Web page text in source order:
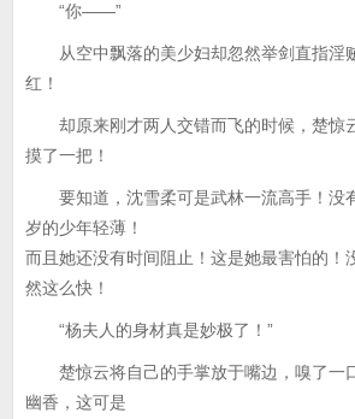
“你——”
从空中飘落的美少妇却忽然举剑直指淫
红！
却原来刚才两人交错而飞的时候，楚惊
摸了一把！
要知道，沈雪柔可是武林一流高手！没
岁的少年轻薄！
而且她还没有时间阻止！这是她最害怕的！
然这么快！
“杨夫人的身材真是妙极了！”
楚惊云将自己的手掌放于嘴边，嗅了一
幽香，这可是